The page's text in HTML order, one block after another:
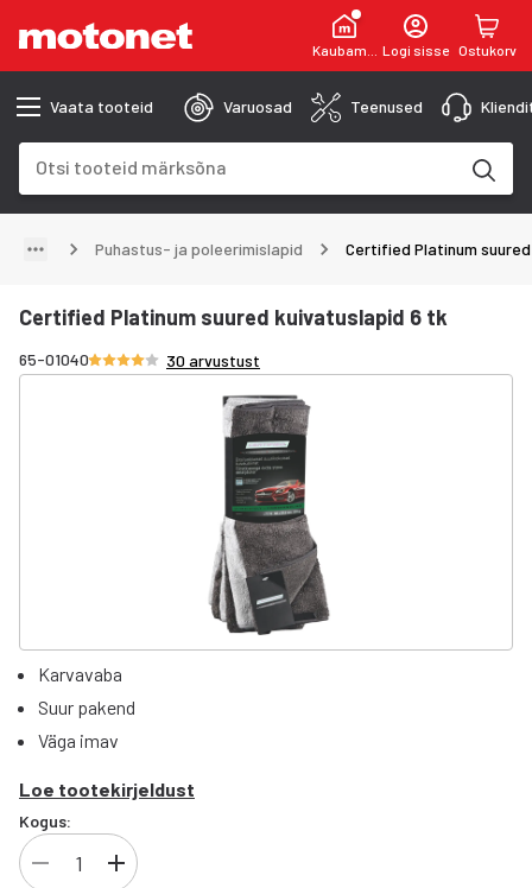
KaubamajaLogi sisse Ostukorv
Vaata tooteid Varuosad Teenused
Puhastus- ja poleerimislapid Certified Platinum
Certified Platinum suured kuivatuslapid 6 tk
65-01040Hinnang 3.9/5 tähte
30 arvustust
Karvavaba
Suur pakend
Väga imav
Loe tootekirjeldust
Kogus: